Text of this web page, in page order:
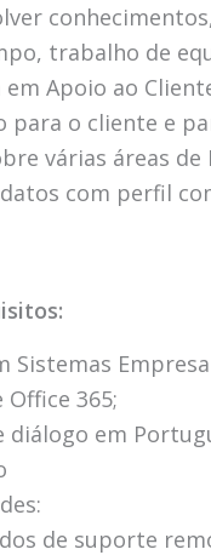
trabalho de
Apoio ao
para o cliente e
várias áreas
com perfil
Sistemas
365;
diálogo em
de suporte